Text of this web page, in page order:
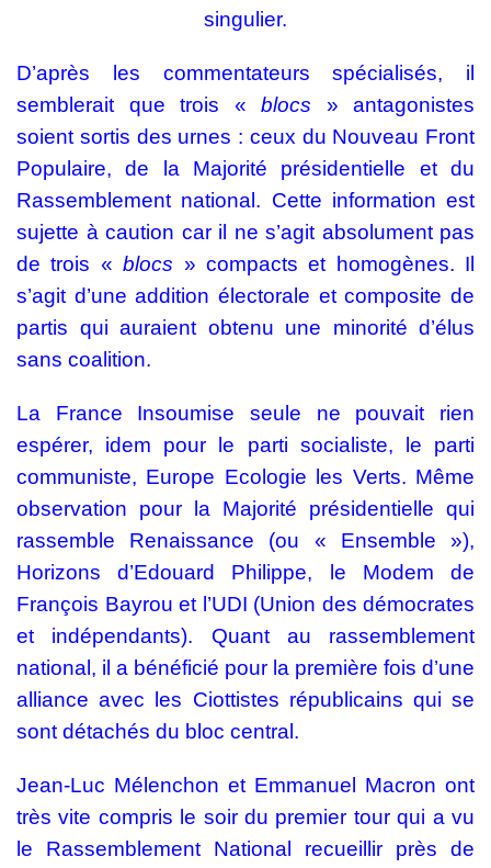
singulier.
D’après les commentateurs spécialisés, il
semblerait que trois « blocs » antagonistes
soient sortis des urnes : ceux du Nouveau Front
Populaire, de la Majorité présidentielle et du
Rassemblement national. Cette information est
sujette à caution car il ne s’agit absolument pas
de trois «blocs » compacts et homogènes. Il
s’agit d’une addition électorale et composite de
partis qui auraient obtenu une minorité d’élus
sans coalition.
La France Insoumise seule ne pouvait rien
espérer, idem pour le parti socialiste, le parti
communiste, Europe Ecologie les Verts. Même
observation pour la Majorité présidentielle qui
rassemble Renaissance (ou « Ensemble »),
Horizons d’Edouard Philippe, le Modem de
François Bayrou et l’UDI (Union des démocrates
et indépendants). Quant au rassemblement
national, il a bénéficié pour la première fois d’une
alliance avec les Ciottistes républicains qui se
sont détachés du bloc central.
Jean-Luc Mélenchon et Emmanuel Macron ont
très vite compris le soir du premier tour qui a vu
le Rassemblement National recueillir près de